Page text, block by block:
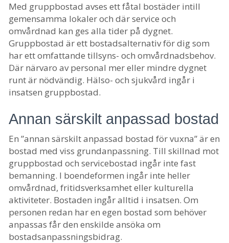
Med gruppbostad avses ett fåtal bostäder intill
gemensamma lokaler och där service och
omvårdnad kan ges alla tider på dygnet.
Gruppbostad är ett bostadsalternativ för dig som
har ett omfattande tillsyns- och omvårdnadsbehov.
Där närvaro av personal mer eller mindre dygnet
runt är nödvändig. Hälso- och sjukvård ingår i
insatsen gruppbostad.
Annan särskilt anpassad bostad
En ”annan särskilt anpassad bostad för vuxna” är en
bostad med viss grundanpassning. Till skillnad mot
gruppbostad och servicebostad ingår inte fast
bemanning. I boendeformen ingår inte heller
omvårdnad, fritidsverksamhet eller kulturella
aktiviteter. Bostaden ingår alltid i insatsen. Om
personen redan har en egen bostad som behöver
anpassas får den enskilde ansöka om
bostadsanpassningsbidrag.